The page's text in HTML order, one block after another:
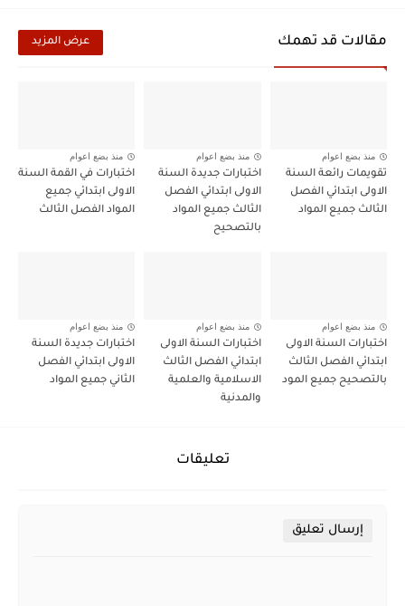
مقالات قد تهمك عرض المزيد
منذ بضع اعوام
تقويمات رائعة السنة
الاولى ابتدائي الفصل
الثالث جميع المواد
منذ بضع اعوام
اختبارات جديدة السنة
الاولى ابتدائي الفصل
الثالث جميع المواد
بالتصحيح
منذ بضع اعوام
اختبارات في القمة السنة
الاولى ابتدائي جميع
المواد الفصل الثالث
منذ بضع اعوام
اختبارات السنة الاولى
ابتدائي الفصل الثالث
بالتصحيح جميع المود
منذ بضع اعوام
اختبارات السنة الاولى
ابتدائي الفصل الثالث
الاسلامية والعلمية
والمدنية
منذ بضع اعوام
اختبارات جديدة السنة
الاولى ابتدائي الفصل
الثاني جميع المواد
تعليقات
إرسال تعليق